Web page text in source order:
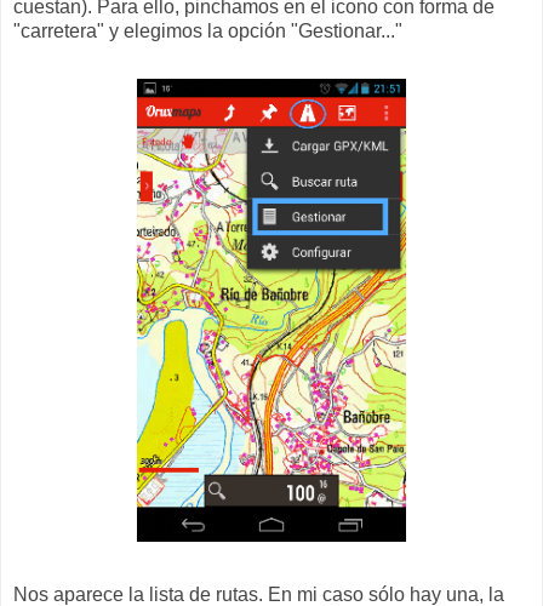
cuestan). Para ello, pinchamos en el icono con forma de
"carretera" y elegimos la opción "Gestionar..."
Nos aparece la lista de rutas. En mi caso sólo hay una, la